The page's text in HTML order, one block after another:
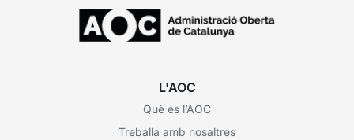
L'AOC
Què és l’AOC
Treballa amb nosaltres